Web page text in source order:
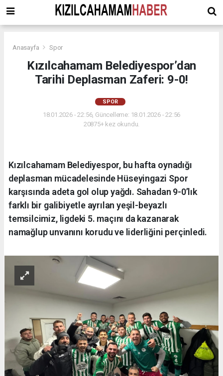
Anasayfa Spor
Kızılcahamam Belediyespor’dan
Tarihi Deplasman Zaferi: 9-0!
SPOR
18.01.2026 - 22:56, Güncelleme: 18.01.2026 - 22:56
20875+ kez okundu.
Kızılcahamam Belediyespor, bu hafta oynadığı
deplasman mücadelesinde Hüseyingazi Spor
karşısında adeta gol olup yağdı. Sahadan 9-0’lık
farklı bir galibiyetle ayrılan yeşil-beyazlı
temsilcimiz, ligdeki 5. maçını da kazanarak
namağlup unvanını korudu ve liderliğini perçinledi.